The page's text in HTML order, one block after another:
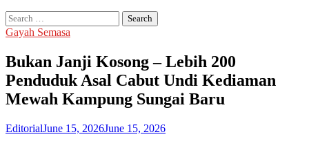
Search
for:
Gayah Semasa
Bukan Janji Kosong – Lebih 200
Penduduk Asal Cabut Undi Kediaman
Mewah Kampung Sungai Baru
EditorialJune 15, 2026June 15, 2026